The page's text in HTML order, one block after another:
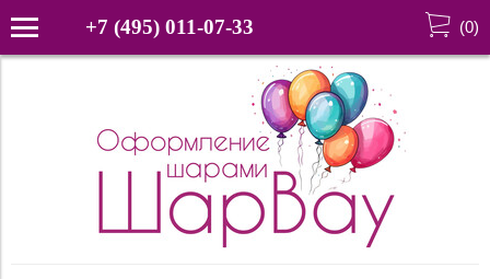
+7 (495) 011-07-33 (0)